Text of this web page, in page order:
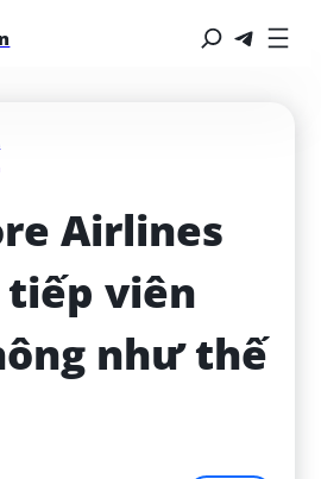
Airlines
viên
như thế